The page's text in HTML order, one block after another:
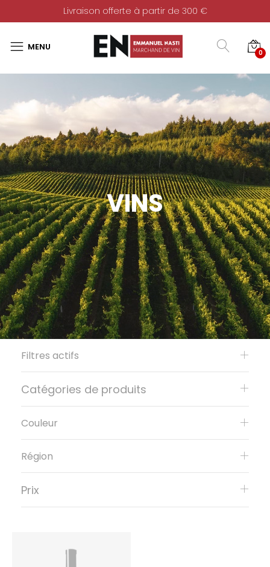
Livraison offerte à partir de 300 €
0
VINS
Filtres actifs
Catégories de produits
Couleur
Région
Prix